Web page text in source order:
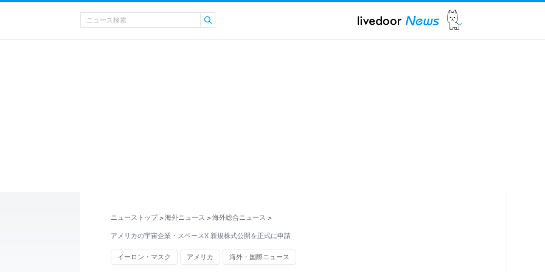
ニューストップ > 海外ニュース > 海外総合ニュース >
アメリカの宇宙企業・スペースX 新規株式公開を正式に申請
イーロン・マスク アメリカ 海外・国際ニュース